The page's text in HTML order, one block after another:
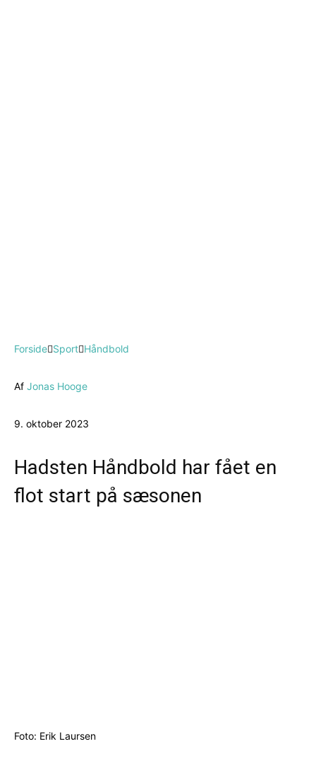
Forside Sport Håndbold
Af Jonas Hooge
9. oktober 2023
Hadsten Håndbold har fået en
flot start på sæsonen
Foto: Erik Laursen